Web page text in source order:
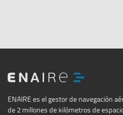
ENAIRE
ENAIRE es el gestor de navegación
de 2 millones de kilómetros de